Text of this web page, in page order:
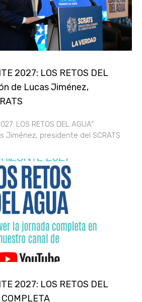
2027: LOS RETOS DEL
de Lucas Jiménez,
LOS RETOS DEL AGUA”
Jiménez, presidente del SCRATS
2027: LOS RETOS DEL
COMPLETA